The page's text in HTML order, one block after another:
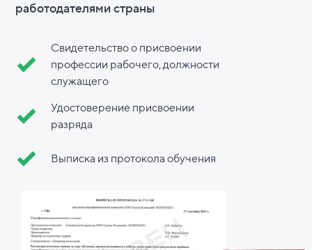
работодателями страны
Свидетельство о присвоении
профессии рабочего, должности
служащего
Удостоверение присвоении
разряда
Выписка из протокола обучения